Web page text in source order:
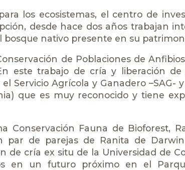
los ecosistemas, el centro de
desde hace dos años trabajan
nativo presente en su
de Poblaciones de
este trabajo de cría y liberación de
Servicio Agrícola y Ganadero –SAG-
que es muy reconocido y tiene
Conservación Fauna de Bioforest,
par de parejas de Ranita de
de cría ex situ de la Universidad de
en un futuro próximo en el